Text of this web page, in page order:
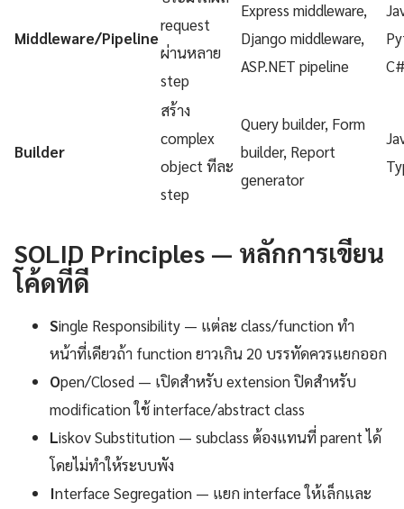
Middleware/Pipeline
request
ผ่านหลาย
step
Express middleware,
Django middleware,
ASP.NET pipeline
Builder
สร้าง
complex
object ทีละ
step
Query builder, Form
builder, Report
generator
SOLID Principles — หลักการเขียน
โค้ดที่ดี
Single Responsibility — แต่ละ class/function ทำ
หน้าที่เดียวถ้า function ยาวเกิน 20 บรรทัดควรแยกออก
Open/Closed — เปิดสำหรับ extension ปิดสำหรับ
modification ใช้ interface/abstract class
Liskov Substitution — subclass ต้องแทนที่ parent ได้
โดยไม่ทำให้ระบบพัง
Interface Segregation — แยก interface ให้เล็กและ